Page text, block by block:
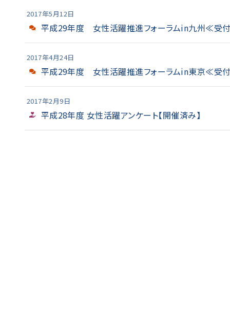
2017年5月12日
平成29年度 女性活躍推進フォーラムin九州≪受
2017年4月24日
平成29年度 女性活躍推進フォーラムin東京≪受
2017年2月9日
平成28年度 女性活躍アンケート【開催済み】